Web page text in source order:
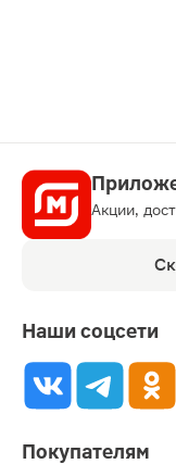
Акции,
Наши соцсети
Покупателям